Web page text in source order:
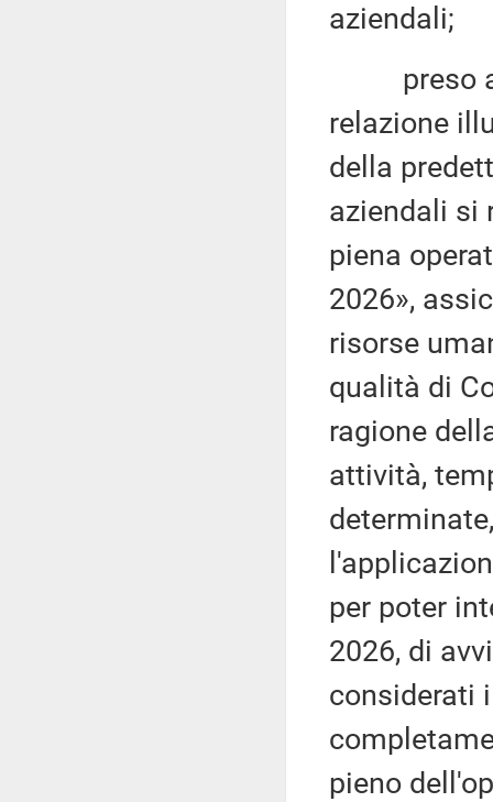
aziendali;
preso
relazione
della
aziendali si
piena
2026»,
risorse
qualità di
ragione
attività,
per poter
2026, di
considerati
pieno